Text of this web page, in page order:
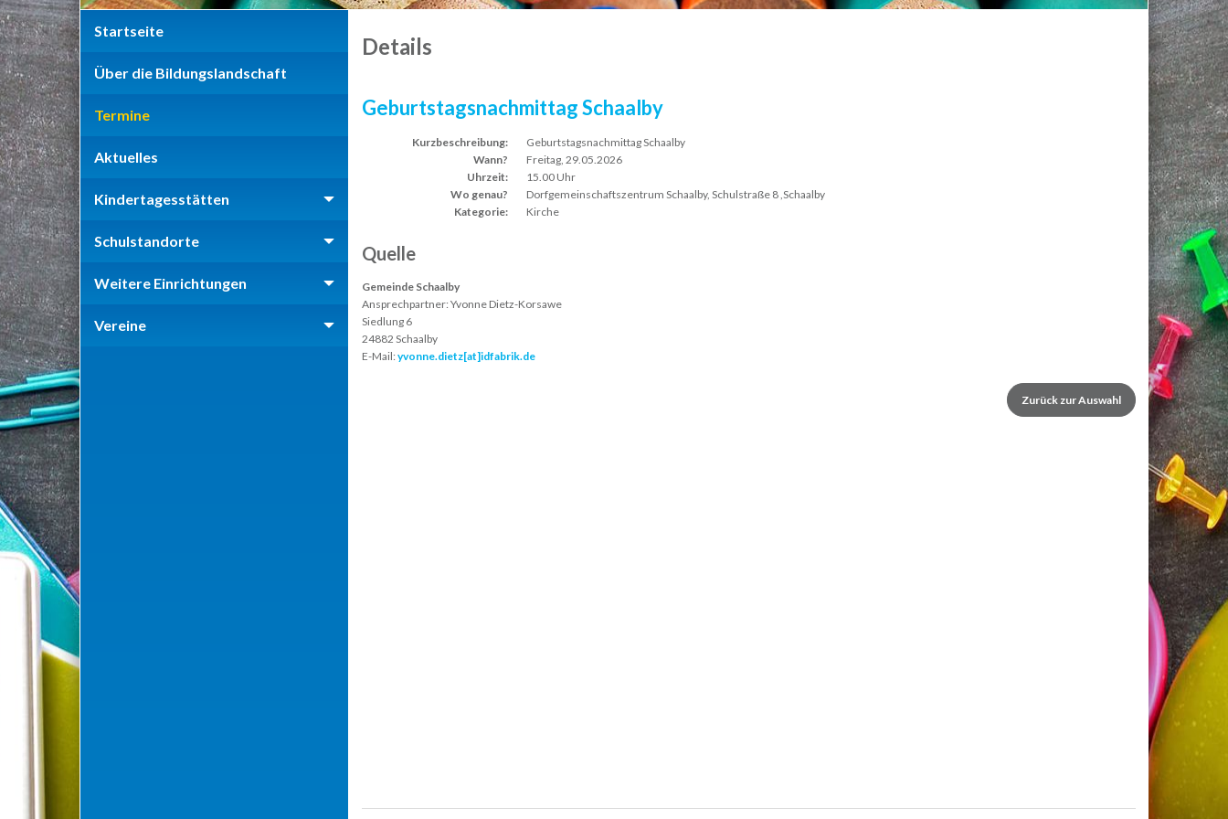
Startseite
Über die Bildungslandschaft
Termine
Aktuelles
Kindertagesstätten
Schulstandorte
Weitere Einrichtungen
Vereine
Details
Geburtstagsnachmittag Schaalby
Kurzbeschreibung:
Geburtstagsnachmittag Schaalby
Wann?
Freitag, 29.05.2026
Uhrzeit:
15.00 Uhr
Wo genau?
Dorfgemeinschaftszentrum Schaalby, Schulstraße 8 ,Schaalby
Kategorie:
Kirche
Quelle
Gemeinde Schaalby
Ansprechpartner: Yvonne Dietz-Korsawe
Siedlung 6
24882 Schaalby
E-Mail: yvonne.dietz[at]idfabrik.de
Zurück zur Auswahl